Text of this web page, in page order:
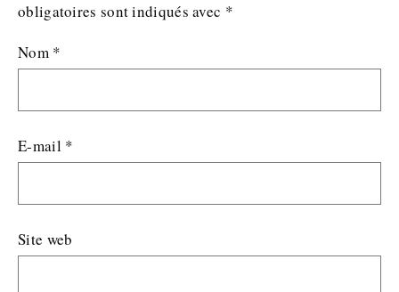
obligatoires sont indiqués avec *
Nom *
E-mail *
Site web